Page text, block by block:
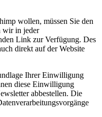
wollen, müssen Sie den
wir in jeder
Link zur Verfügung. Des
direkt auf der Website
Ihrer Einwilligung
diese Einwilligung
abbestellen. Die